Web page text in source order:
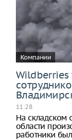
Компании
Wildberries
11:28
На складском
области
работники